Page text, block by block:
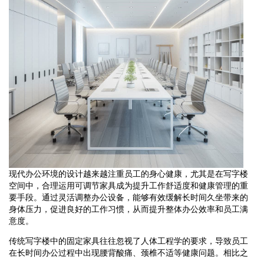
现代办公环境的设计越来越注重员工的身心健康，尤其是在写字楼
空间中，合理运用可调节家具成为提升工作舒适度和健康管理的重
要手段。通过灵活调整办公设备，能够有效缓解长时间久坐带来的
身体压力，促进良好的工作习惯，从而提升整体办公效率和员工满
意度。
传统写字楼中的固定家具往往忽视了人体工程学的要求，导致员工
在长时间办公过程中出现腰背酸痛、颈椎不适等健康问题。相比之